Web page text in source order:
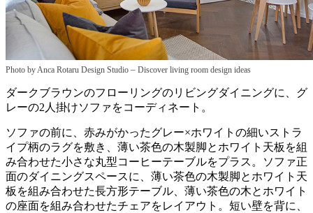
Photo by Anca Rotaru Design Studio – Discover living room design ideas
ダークブラウンのフローリングのリビングダイニングに、グ
レーの2人掛けソファをコーディネート。
ソファの前に、赤みがかったグレー×ホワイトの細いストラ
イプ柄のラグを敷き、薄い茶色の木製脚とホワイト天板を組
み合わせた小さな丸型コーヒーテーブルをプラス。ソファ正
面のダイニングスペースに、薄い茶色の木製脚とホワイト天
板を組み合わせた長方形テーブル、薄い茶色の木とホワイト
の座面を組み合わせたチェアをレイアウト。短い壁を背に、